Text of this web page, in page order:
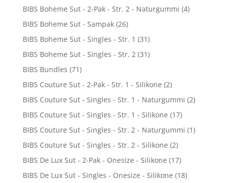
BIBS Boheme Sut - 2-Pak - Str. 2 - Naturgummi (4)
BIBS Boheme Sut - Sampak (26)
BIBS Boheme Sut - Singles - Str. 1 (31)
BIBS Boheme Sut - Singles - Str. 2 (31)
BIBS Bundles (71)
BIBS Couture Sut - 2-Pak - Str. 1 - Silikone (2)
BIBS Couture Sut - Singles - Str. 1 - Naturgummi (2)
BIBS Couture Sut - Singles - Str. 1 - Silikone (17)
BIBS Couture Sut - Singles - Str. 2 - Naturgummi (1)
BIBS Couture Sut - Singles - Str. 2 - Silikone (2)
BIBS De Lux Sut - 2-Pak - Onesize - Silikone (17)
BIBS De Lux Sut - Singles - Onesize - Silikone (18)